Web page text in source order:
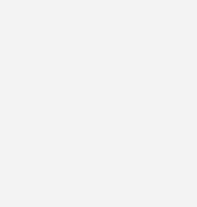
Grünstromanteil imn Deutschland am 15.